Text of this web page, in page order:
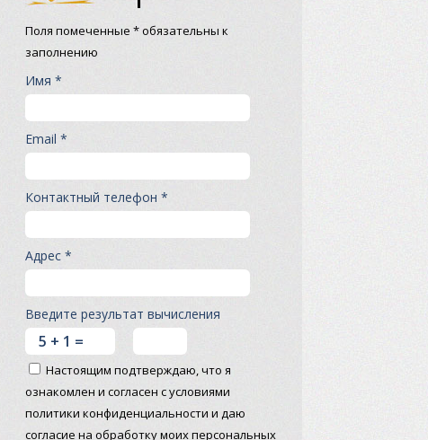
Поля помеченные * обязательны к
заполнению
Имя *
Email *
Контактный телефон *
Адрес *
Введите результат вычисления
Настоящим подтверждаю, что я
ознакомлен и согласен с условиями
политики конфиденциальности и даю
согласие на обработку моих персональных